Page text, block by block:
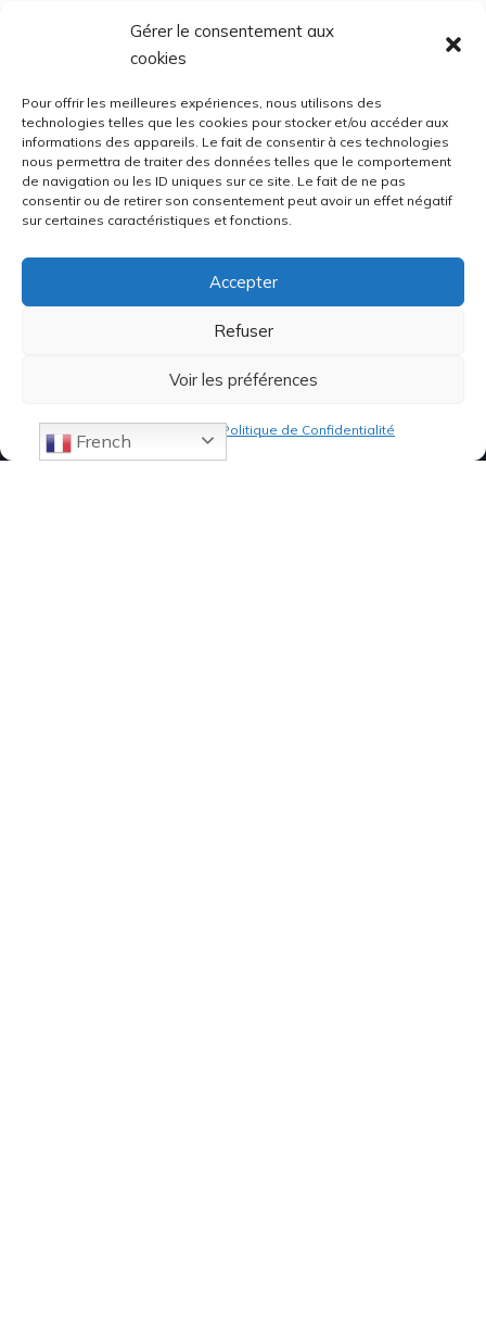
Gérer le consentement aux
cookies
Pour offrir les meilleures expériences, nous utilisons des
technologies telles que les cookies pour stocker et/ou accéder aux
informations des appareils. Le fait de consentir à ces technologies
nous permettra de traiter des données telles que le comportement
de navigation ou les ID uniques sur ce site. Le fait de ne pas
consentir ou de retirer son consentement peut avoir un effet négatif
sur certaines caractéristiques et fonctions.
Accepter
Refuser
Voir les préférences
Politique de Confidentialité
French